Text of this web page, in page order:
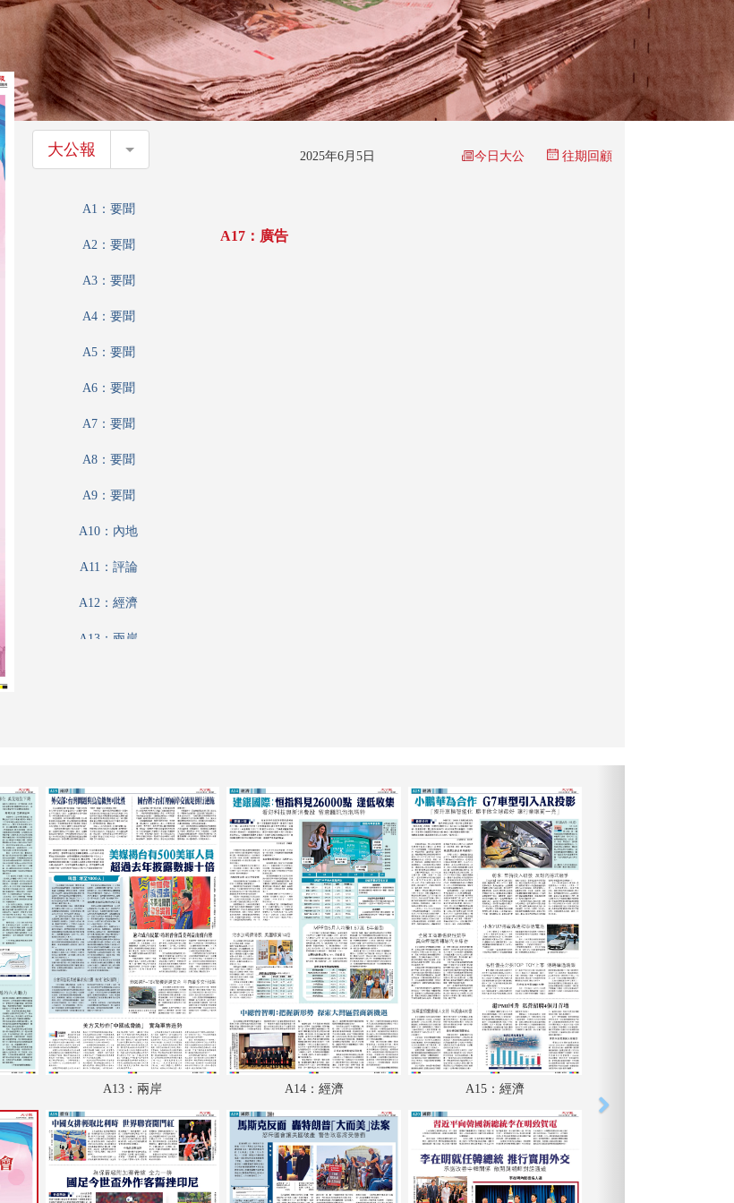
大公報 大公報 2025年6月5日 今日大公 往期回顧
A1：要聞
A2：要聞
A3：要聞
A4：要聞
A5：要聞
A6：要聞
A7：要聞
A8：要聞
A9：要聞
A10：內地
A11：評論
A12：經濟
A13：兩岸
A18：體育
A19：國際
A20：國際
B1：體育
B2：大公園
B3：小公園
B4：經濟
A17：廣告
A13：兩岸 A14：經濟 A15：經濟